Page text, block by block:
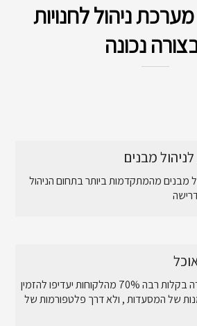
ניהול לחנויות
מבנים
מבנים מהמתקדמות ביותר בתחום הניהול
הזמנה מקוונת למסעדה בקלות רבה 70% מהלקוחות יעדיפו להזמין
של המסעדות , ולא דרך פלטפורמות של